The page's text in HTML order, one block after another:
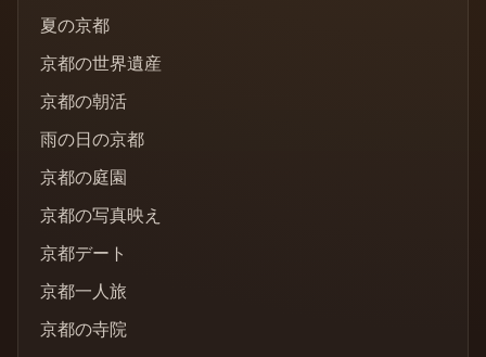
夏の京都
京都の世界遺産
京都の朝活
雨の日の京都
京都の庭園
京都の写真映え
京都デート
京都一人旅
京都の寺院